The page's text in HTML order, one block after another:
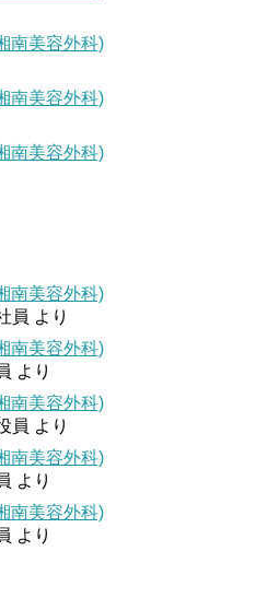
南美容外科)
南美容外科)
南美容外科)
南美容外科)
員 より
南美容外科)
より
南美容外科)
員 より
南美容外科)
より
南美容外科)
より